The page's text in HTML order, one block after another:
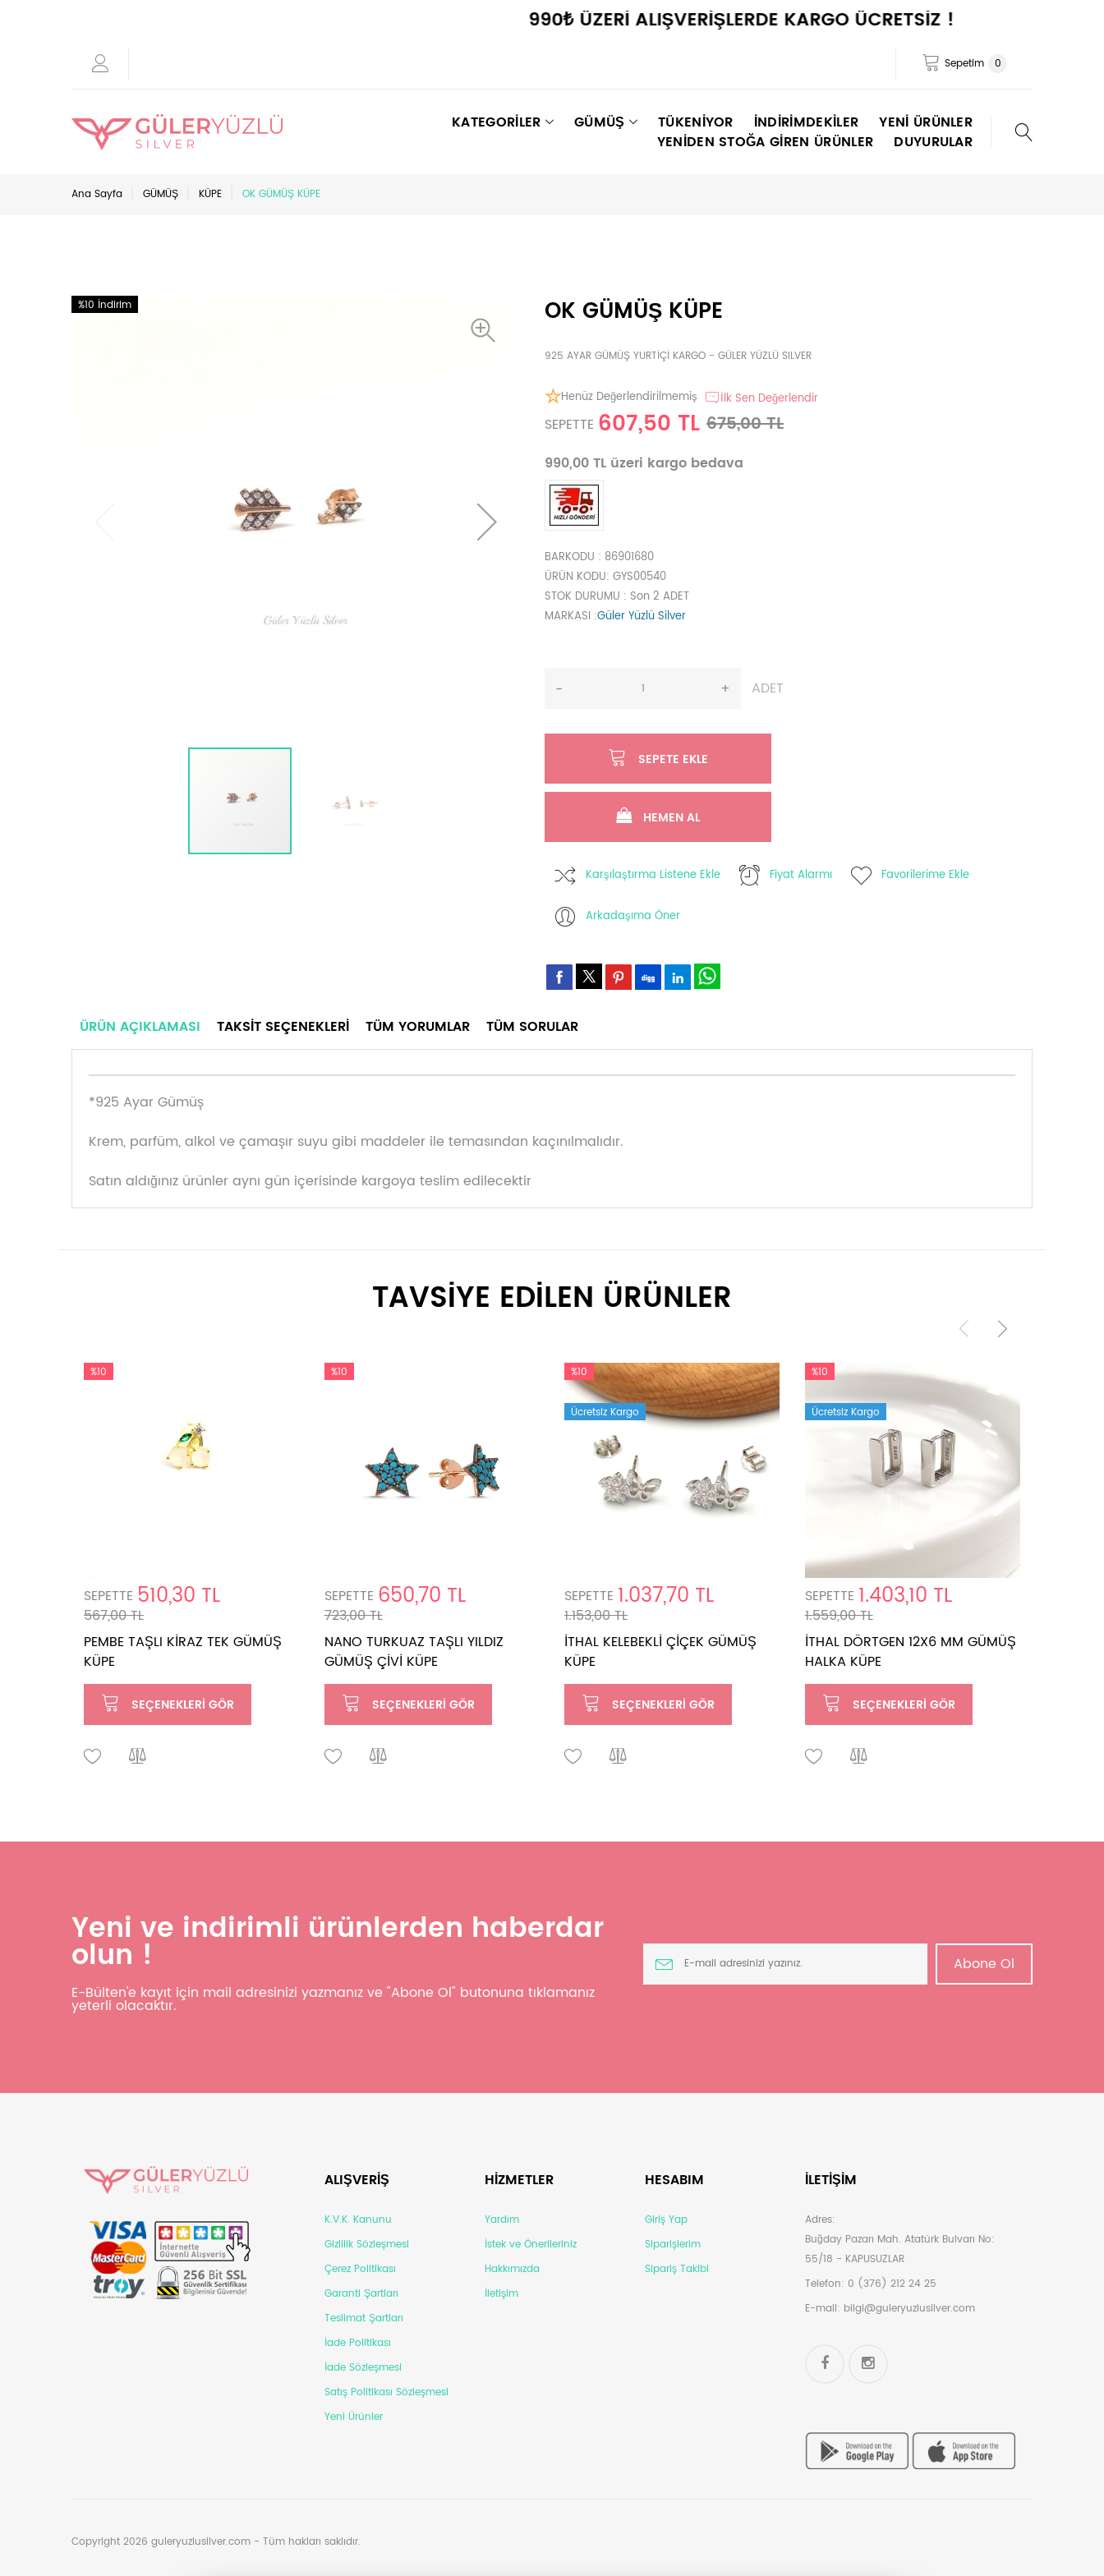
990₺ ÜZERİ ALIŞVERİŞLERDE KARGO ÜCRETSİZ !
Sepetim 0
KATEGORİLER GÜMÜŞ TÜKENIYOR İNDIRIMDEKILER
YENI ÜRÜNLER
YENIDEN STOĞA GIREN ÜRÜNLER
DUYURULAR
Ana Sayfa GÜMÜŞ KÜPE OK GÜMÜŞ KÜPE
OK GÜMÜŞ KÜPE
925 AYAR GÜMÜŞ YURTİÇİ KARGO - GÜLER YÜZLÜ SILVER
Henüz Değerlendirilmemiş İlk Sen Değerlendir
SEPETTE 607,50 TL 675,00 TL
990,00 TL üzeri kargo bedava
BARKODU : 86901680
ÜRÜN KODU: GYS00540
STOK DURUMU : Son 2 ADET
MARKASI :Güler Yüzlü Silver
- + ADET
SEPETE EKLE
HEMEN AL
Karşılaştırma Listene Ekle Fiyat Alarmı Favorilerime Ekle
Arkadaşıma Öner
%10 İndirim
ÜRÜN AÇIKLAMASI TAKSIT SEÇENEKLERI TÜM YORUMLAR TÜM SORULAR
*925 Ayar Gümüş
Krem, parfüm, alkol ve çamaşır suyu gibi maddeler ile temasından kaçınılmalıdır.
Satın aldığınız ürünler aynı gün içerisinde kargoya teslim edilecektir
TAVSİYE EDİLEN ÜRÜNLER
%10
SEPETTE 510,30 TL
567,00 TL
PEMBE TAŞLI KİRAZ TEK GÜMÜŞ
KÜPE
SEÇENEKLERI GÖR
%10
SEPETTE 650,70 TL
723,00 TL
NANO TURKUAZ TAŞLI YILDIZ
GÜMÜŞ ÇİVİ KÜPE
SEÇENEKLERI GÖR
%10
Ücretsiz Kargo
SEPETTE 1.037,70 TL
1.153,00 TL
İTHAL KELEBEKLİ ÇİÇEK GÜMÜŞ
KÜPE
SEÇENEKLERI GÖR
%10
Ücretsiz Kargo
SEPETTE 1.403,10 TL
1.559,00 TL
İTHAL DÖRTGEN 12X6 MM GÜMÜŞ
HALKA KÜPE
SEÇENEKLERI GÖR
Yeni ve indirimli ürünlerden haberdar
olun !
E-Bülten'e kayıt için mail adresinizi yazmanız ve "Abone Ol" butonuna tıklamanız
yeterli olacaktır.
Abone Ol
ALIŞVERİŞ
K.V.K. Kanunu
Gizlilik Sözleşmesi
Çerez Politikası
Garanti Şartları
Teslimat Şartları
İade Politikası
İade Sözleşmesi
Satış Politikası Sözleşmesi
Yeni Ürünler
HİZMETLER
Yardım
İstek ve Önerileriniz
Hakkımızda
İletişim
HESABIM
Giriş Yap
Siparişlerim
Sipariş Takibi
İLETIŞIM
Adres:
Buğday Pazarı Mah. Atatürk Bulvarı No:
55/18 - KAPUSUZLAR
Telefon: 0 (376) 212 24 25
E-mail: bilgi@guleryuzlusilver.com
Copyright 2026 guleryuzlusilver.com - Tüm hakları saklıdır.